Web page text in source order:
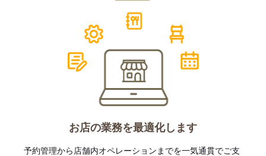
お店の業務を最適化します
予約管理から店舗内オペレーションまでを一気通貫でご支